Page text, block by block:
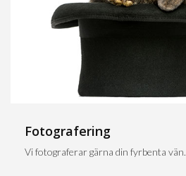
Fotografering
Vi fotograferar gärna din fyrbenta vän.